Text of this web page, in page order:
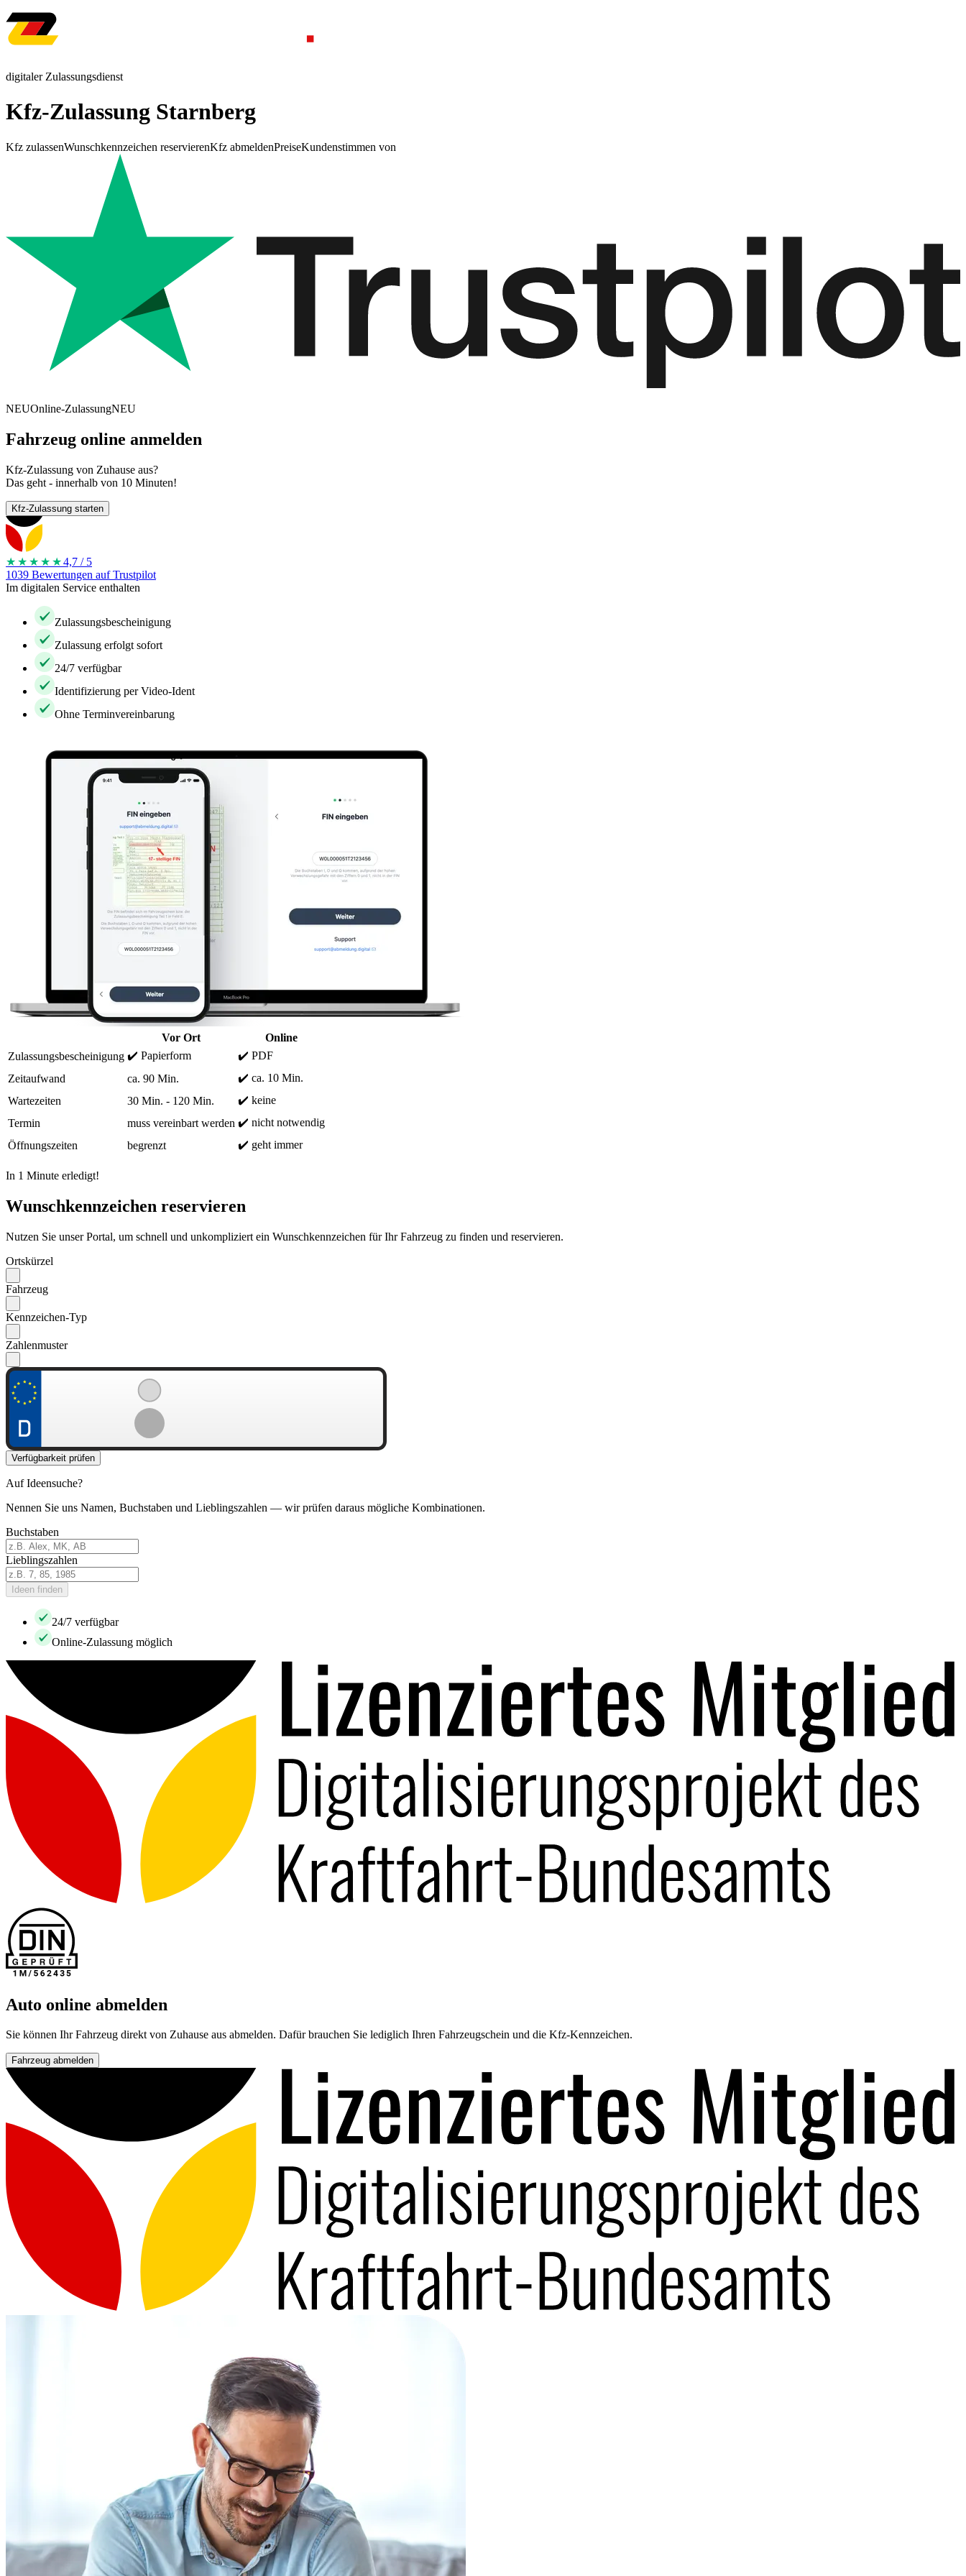
digitaler Zulassungsdienst
Kfz-Zulassung Starnberg
Kfz zulassenWunschkennzeichen reservierenKfz abmeldenPreiseKundenstimmen von
NEUOnline-ZulassungNEU
Fahrzeug online anmelden
Kfz-Zulassung von Zuhause aus?
Das geht - innerhalb von 10 Minuten!
Kfz-Zulassung starten
★★★★ ★4,7 / 5
1039 Bewertungen auf Trustpilot
Im digitalen Service enthalten
Zulassungsbescheinigung
Zulassung erfolgt sofort
24/7 verfügbar
Identifizierung per Video-Ident
Ohne Terminvereinbarung
Vor Ort
Online
Zulassungsbescheinigung ✔️ Papierform
✔️ PDF
Zeitaufwand
ca. 90 Min.
✔️ ca. 10 Min.
Wartezeiten
30 Min. - 120 Min.
✔️ keine
Termin
muss vereinbart werden ✔️ nicht notwendig
Öffnungszeiten
begrenzt ✔️ geht immer
In 1 Minute erledigt!
Wunschkennzeichen reservieren
Nutzen Sie unser Portal, um schnell und unkompliziert ein Wunschkennzeichen für Ihr Fahrzeug zu finden und reservieren.
Ortskürzel
Fahrzeug
Kennzeichen-Typ
Zahlenmuster
Verfügbarkeit prüfen
Auf Ideensuche?
Nennen Sie uns Namen, Buchstaben und Lieblingszahlen — wir prüfen daraus mögliche Kombinationen.
Buchstaben
Lieblingszahlen
Ideen finden
24/7 verfügbar
Online-Zulassung möglich
Auto online abmelden
Sie können Ihr Fahrzeug direkt von Zuhause aus abmelden. Dafür brauchen Sie lediglich Ihren Fahrzeugschein und die Kfz-Kennzeichen.
Fahrzeug abmelden